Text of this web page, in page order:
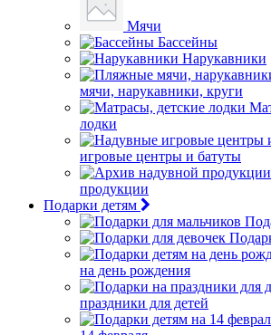
Мячи
Бассейны
Нарукавники
мячи, нарукавники, круги
лодки
игровые центры и батуты
продукции
Подарки детям
на день рождения
праздники для детей